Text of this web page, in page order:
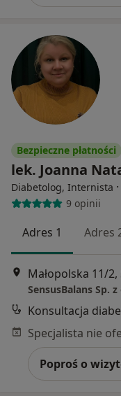
Bezpieczne płatności
lek. Joanna
Diabetolog, Internista ·
9 opinii
Adres 1 Adres
Małopolska 11/2,
SensusBalans Sp. z
Konsultacja
Poproś o